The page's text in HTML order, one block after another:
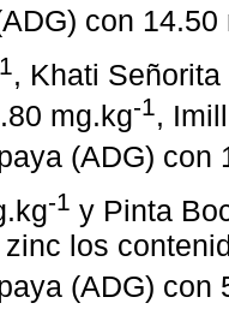
con
, Khati
mg.kg-1,
(ADG) con
-1 y Pinta
los
(ADG) con